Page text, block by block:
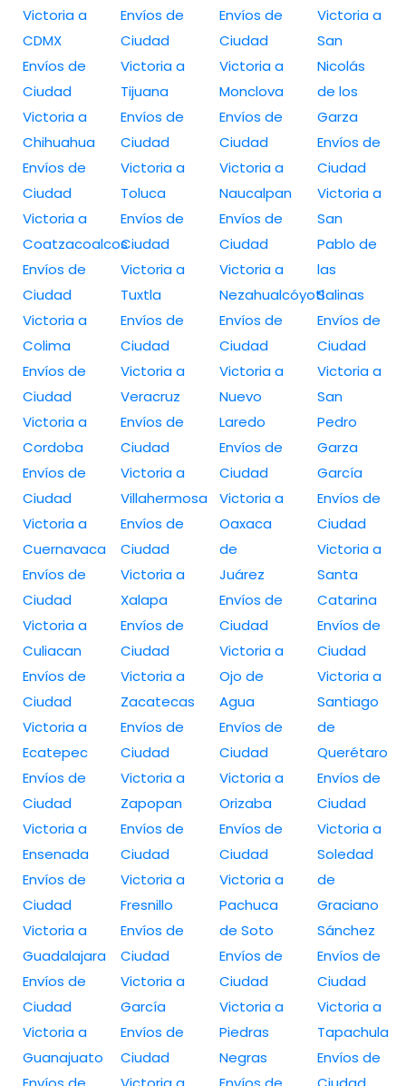
Victoria a
CDMX
Envíos de
Ciudad
Victoria a
Chihuahua
Envíos de
Ciudad
Victoria a
Coatzacoalcos
Envíos de
Ciudad
Victoria a
Colima
Envíos de
Ciudad
Victoria a
Cordoba
Envíos de
Ciudad
Victoria a
Cuernavaca
Envíos de
Ciudad
Victoria a
Culiacan
Envíos de
Ciudad
Victoria a
Ecatepec
Envíos de
Ciudad
Victoria a
Ensenada
Envíos de
Ciudad
Victoria a
Guadalajara
Envíos de
Ciudad
Victoria a
Guanajuato
Envíos de
Ciudad
Victoria a
Tijuana
Envíos de
Ciudad
Victoria a
Toluca
Envíos de
Ciudad
Victoria a
Tuxtla
Envíos de
Ciudad
Victoria a
Veracruz
Envíos de
Ciudad
Victoria a
Villahermosa
Envíos de
Ciudad
Victoria a
Xalapa
Envíos de
Ciudad
Victoria a
Zacatecas
Envíos de
Ciudad
Victoria a
Zapopan
Envíos de
Ciudad
Victoria a
Fresnillo
Envíos de
Ciudad
Victoria a
García
Envíos de
Ciudad
Envíos de
Ciudad
Victoria a
Monclova
Envíos de
Ciudad
Victoria a
Naucalpan
Envíos de
Ciudad
Victoria a
Nezahualcóyotl
Envíos de
Ciudad
Victoria a
Nuevo
Laredo
Envíos de
Ciudad
Victoria a
Oaxaca
de
Juárez
Envíos de
Ciudad
Victoria a
Ojo de
Agua
Envíos de
Ciudad
Victoria a
Orizaba
Envíos de
Ciudad
Victoria a
Pachuca
de Soto
Envíos de
Ciudad
Victoria a
Piedras
Negras
Victoria a
San
Nicolás
de los
Garza
Envíos de
Ciudad
Victoria a
San
Pablo de
las
Salinas
Envíos de
Ciudad
Victoria a
San
Pedro
Garza
García
Envíos de
Ciudad
Victoria a
Santa
Catarina
Envíos de
Ciudad
Victoria a
Santiago
de
Querétaro
Envíos de
Ciudad
Victoria a
Soledad
de
Graciano
Sánchez
Envíos de
Ciudad
Victoria a
Tapachula
Envíos de